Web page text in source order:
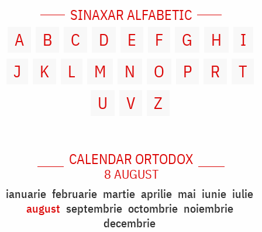
SINAXAR ALFABETIC
A B C D E F G H
I
J
K L M N O P R
T
U
V Z
CALENDAR ORTODOX
8 AUGUST
ianuarie februarie martie aprilie mai iunie iulie
august septembrie octombrie noiembrie
decembrie